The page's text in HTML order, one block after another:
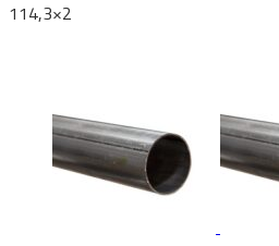
114,3×2